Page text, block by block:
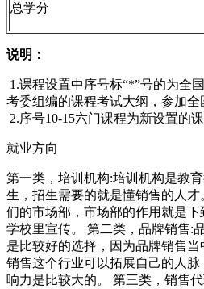
总学分
说明：
1.课程设置中序号标“*”号的为全
考委组编的课程考试大纲，参加全
2.序号10-15六门课程为新设置的课
就业方向
第一类，培训机构:培训机构是教
生，招生需要的就是懂销售的人
们的市场部，市场部的作用就是
学校里宣传。 第二类，品牌销售:
是比较好的选择，因为品牌销售
销售这个行业可以拓展自己的人
响力是比较大的。 第三类，销售